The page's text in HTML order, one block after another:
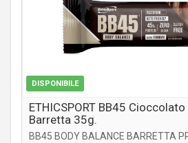
DISPONIBILE
ETHICSPORT BB45
Barretta 35g.
BB45 BODY BALANCE BARRETTA